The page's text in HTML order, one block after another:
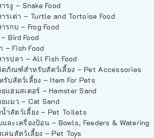
รงู – Snake Food
รเต่า – Turtle and Tortoise Food
รกบ – Frog Food
Bird Food
– Fish Food
รปลา – All Fish Food
ภัณฑ์สำหรับสัตว์เลี้ยง – Pet Accessories
บสัตว์เลี้ยง – Item For Pets
แฮมสเตอร์ – Hamster Sand
แมว – Cat Sand
ำสัตว์เลี้ยง – Pet Toilets
ละเครื่องป้อน – Bowls, Feeders & Watering
ล่นสัตว์เลี้ยง – Pet Toys